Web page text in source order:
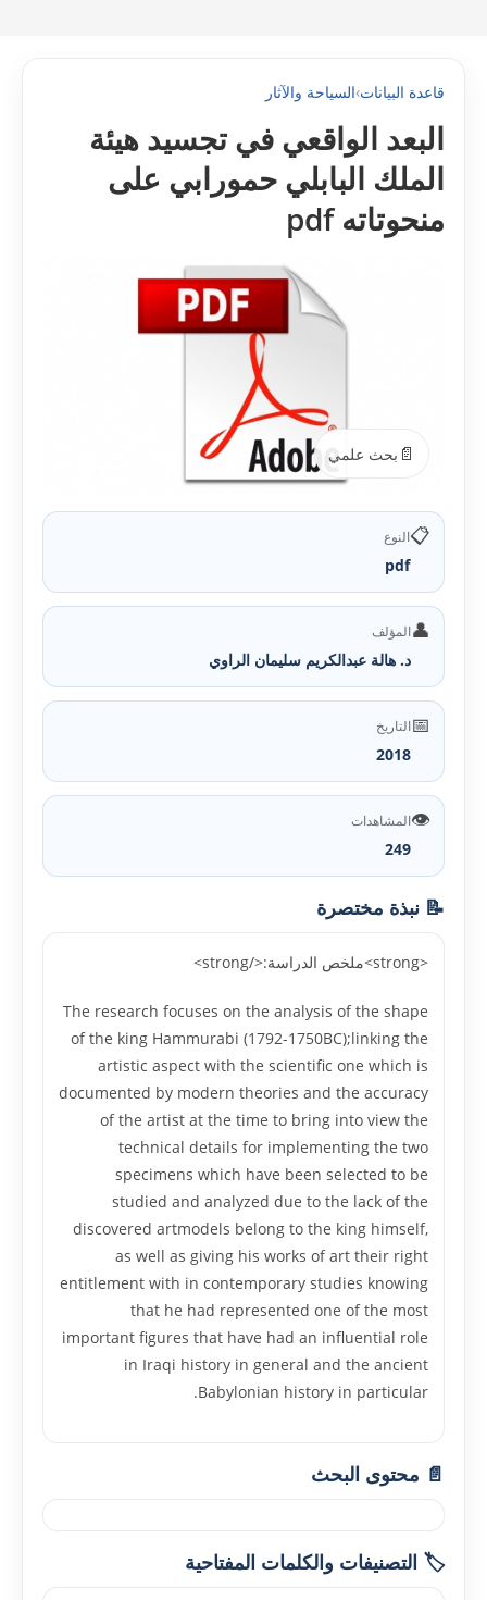
قاعدة البيانات›السياحة والآثار
البعد الواقعي في تجسيد هيئة
الملك البابلي حمورابي على
منحوتاته pdf
📄 بحث علمي
📋النوع
pdf
👤المؤلف
د. هالة عبدالكريم سليمان الراوي
📅التاريخ
2018
👁️المشاهدات
249
📝 نبذة مختصرة
<strong>ملخص الدراسة:</strong>
The research focuses on the analysis of the shape
of the king Hammurabi (1792-1750BC);linking the
artistic aspect with the scientific one which is
documented by modern theories and the accuracy
of the artist at the time to bring into view the
technical details for implementing the two
specimens which have been selected to be
studied and analyzed due to the lack of the
discovered artmodels belong to the king himself,
as well as giving his works of art their right
entitlement with in contemporary studies knowing
that he had represented one of the most
important figures that have had an influential role
in Iraqi history in general and the ancient
Babylonian history in particular.
📄 محتوى البحث
🏷️ التصنيفات والكلمات المفتاحية